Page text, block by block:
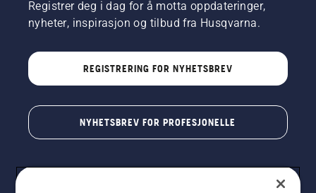
Registrer deg i dag for å motta oppdateringer,
nyheter, inspirasjon og tilbud fra Husqvarna.
REGISTRERING FOR NYHETSBREV
NYHETSBREV FOR PROFESJONELLE